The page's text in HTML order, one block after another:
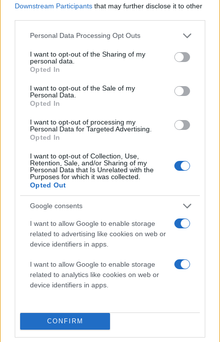
Downstream Participants that may further disclose it to other
Please note that this website/app uses one or more Google
not limited to your visit or usage behaviour. You may click to
grant or deny consent to Google and its third-party tags to
use your data for below specified purposes in below Google
consent section.
Personal Data Processing Opt Outs
I want to opt-out of the Sharing of my
personal data.
Opted In
I want to opt-out of the Sale of my
Personal Data.
Opted In
I want to opt-out of processing my
Personal Data for Targeted Advertising.
Opted In
I want to opt-out of Collection, Use,
Retention, Sale, and/or Sharing of my
Personal Data that Is Unrelated with the
Purposes for which it was collected.
Opted Out
Google consents
I want to allow Google to enable storage
related to advertising like cookies on web or
device identifiers in apps.
I want to allow Google to enable storage
related to analytics like cookies on web or
device identifiers in apps.
CONFIRM